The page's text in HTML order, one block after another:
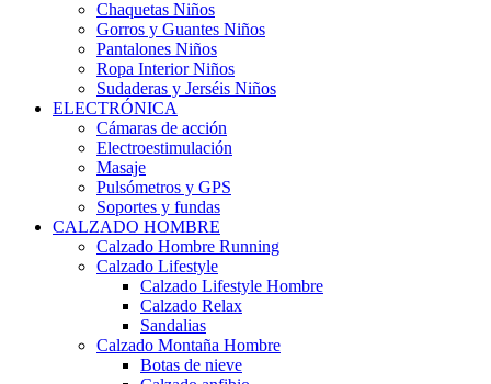
Chaquetas Niños
Gorros y Guantes Niños
Pantalones Niños
Ropa Interior Niños
Sudaderas y Jerséis Niños
ELECTRÓNICA
Cámaras de acción
Electroestimulación
Masaje
Pulsómetros y GPS
Soportes y fundas
CALZADO HOMBRE
Calzado Hombre Running
Calzado Lifestyle
Calzado Lifestyle Hombre
Calzado Relax
Sandalias
Calzado Montaña Hombre
Botas de nieve